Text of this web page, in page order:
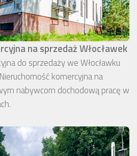
na sprzedaż Włocławek
do sprzedaży we Włocławku
komercyjna na
nabywcom dochodową pracę w